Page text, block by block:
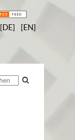
[DE] [EN]